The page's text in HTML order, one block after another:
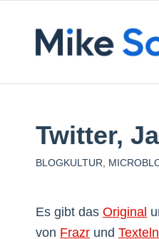
Twitter,
BLOGKULTUR
Es gibt das Original
von Frazr und Texteln